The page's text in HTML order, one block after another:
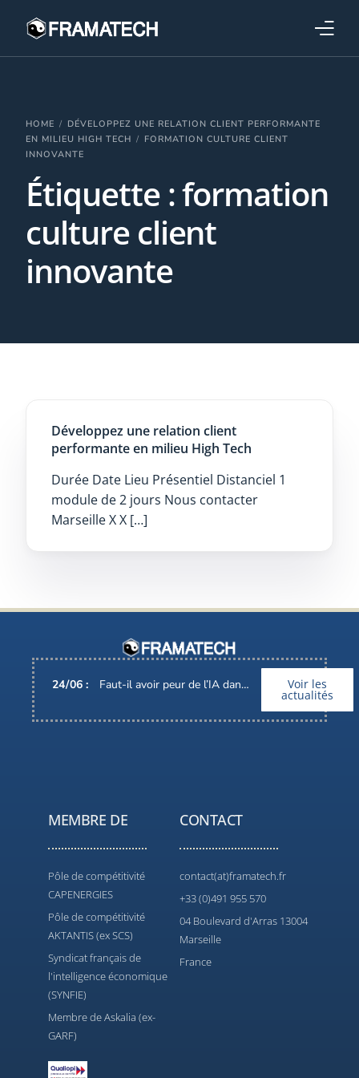
HOME
DÉVELOPPEZ UNE RELATION CLIENT PERFORMANTE
EN MILIEU HIGH TECH
FORMATION CULTURE CLIENT
INNOVANTE
Étiquette :formation
culture client
innovante
Développez une relation client
performante en milieu High Tech
Durée Date Lieu Présentiel Distanciel 1
module de 2 jours Nous contacter
Marseille X X […]
24/06 : Faut-il avoir peur de l’IA dans nos métiers ? Voir les
actualités
MEMBRE DE
Pôle de compétitivité
CAPENERGIES
Pôle de compétitivité
AKTANTIS (ex SCS)
Syndicat français de
l'intelligence économique
(SYNFIE)
Membre de Askalia (ex-
GARF)
CONTACT
contact(at)framatech.fr
+33 (0)491 955 570
04 Boulevard d'Arras 13004
Marseille
France
Formations
Stratégies industrielles